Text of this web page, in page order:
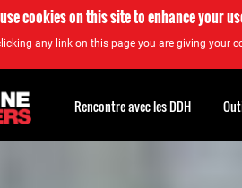
cookies on this site to enhance your
any link on this page you are giving your
Rencontre avec les DDH